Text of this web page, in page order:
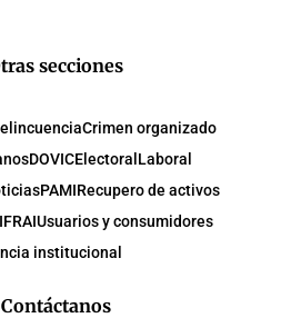
Contáctanos
secciones
Crimen organizado
DOVICElectoral Laboral
PAMIRecupero de activos
Usuarios y consumidores
institucional